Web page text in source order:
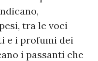
tra le voci
e i profumi dei
i passanti che